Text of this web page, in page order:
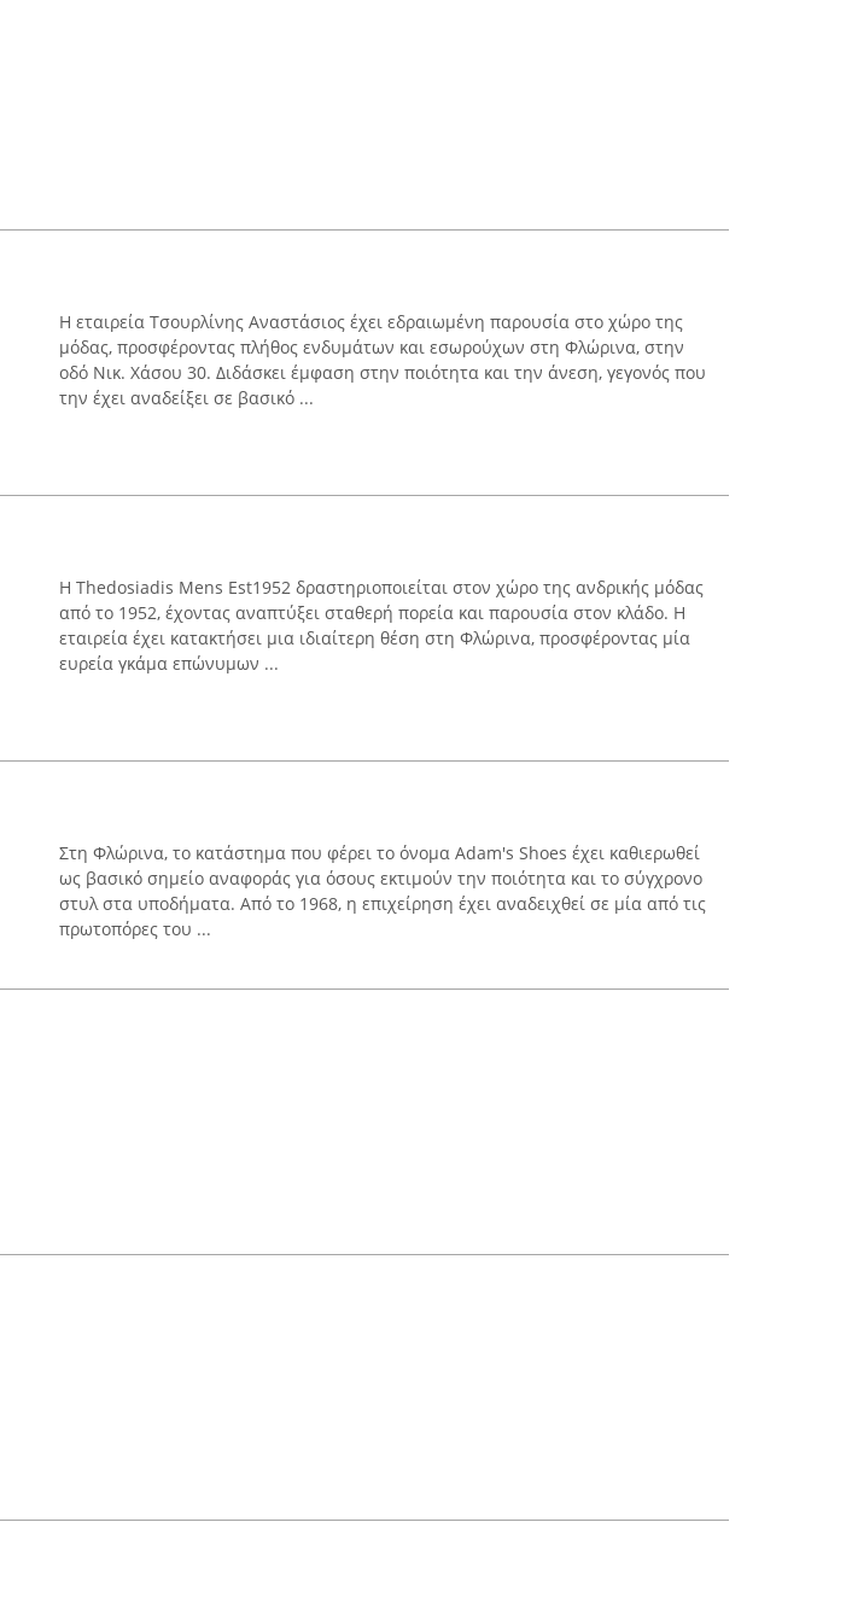
Η εταιρεία Τσουρλίνης Αναστάσιος έχει εδραιωμένη παρουσία στο χώρο της
μόδας, προσφέροντας πλήθος ενδυμάτων και εσωρούχων στη Φλώρινα, στην
οδό Νικ. Χάσου 30. Διδάσκει έμφαση στην ποιότητα και την άνεση, γεγονός που
την έχει αναδείξει σε βασικό ...
Η Thedosiadis Mens Est1952 δραστηριοποιείται στον χώρο της ανδρικής μόδας
από το 1952, έχοντας αναπτύξει σταθερή πορεία και παρουσία στον κλάδο. Η
εταιρεία έχει κατακτήσει μια ιδιαίτερη θέση στη Φλώρινα, προσφέροντας μία
ευρεία γκάμα επώνυμων ...
Στη Φλώρινα, το κατάστημα που φέρει το όνομα Adam's Shoes έχει καθιερωθεί
ως βασικό σημείο αναφοράς για όσους εκτιμούν την ποιότητα και το σύγχρονο
στυλ στα υποδήματα. Από το 1968, η επιχείρηση έχει αναδειχθεί σε μία από τις
πρωτοπόρες του ...